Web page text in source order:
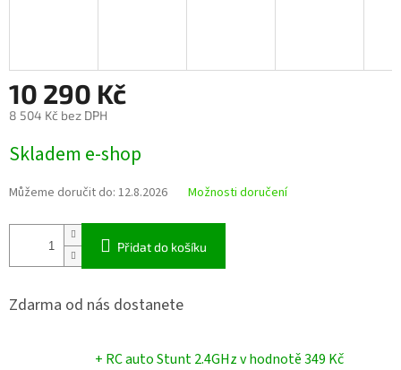
10 290 Kč
8 504 Kč bez DPH
cena:
Skladem e-shop
Můžeme doručit do: 12.8.2026 Možnosti doručení
Přidat do košíku
Zdarma od nás dostanete
+ RC auto Stunt 2.4GHzv hodnotě 349 Kč